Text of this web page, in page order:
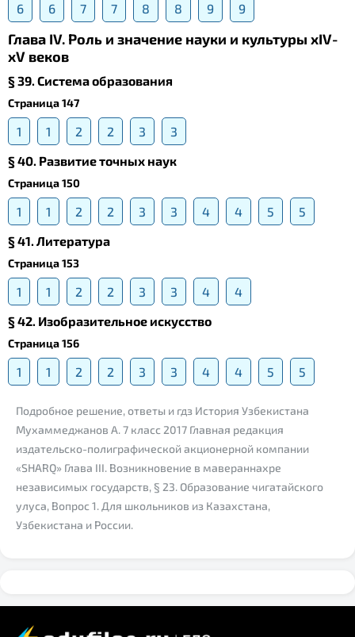
6 6 7 7 8 8 9 9
Глава IV. Роль и значение науки и культуры xIV-
xV веков
§ 39. Система образования
Страница 147
1 1 2 2 3
3
§ 40. Развитие точных наук
Страница 150
1 1 2 2 3 3 4 4 5
5
§ 41. Литература
Страница 153
1 1 2 2 3 3 4
4
§ 42. Изобразительное искусство
Страница 156
1 1 2 2 3 3 4 4 5 5
Подробное решение, ответы и гдз История Узбекистана
Мухаммеджанов А. 7 класс 2017 Главная редакция
издательско-полиграфической акционерной компании
«SHARQ» Глава III. Возникновение в мавераннахре
независимых государств, § 23. Образование чигатайского
улуса, Вопрос 1. Для школьников из Казахстана,
Узбекистана и России.